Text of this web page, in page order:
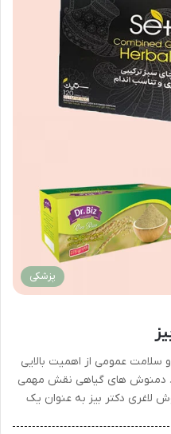
پزشکی
سلامت عمومی از اهمیت بالایی
دمنوش های گیاهی نقش مهمی
لاغری دکتر بیز به عنوان یک